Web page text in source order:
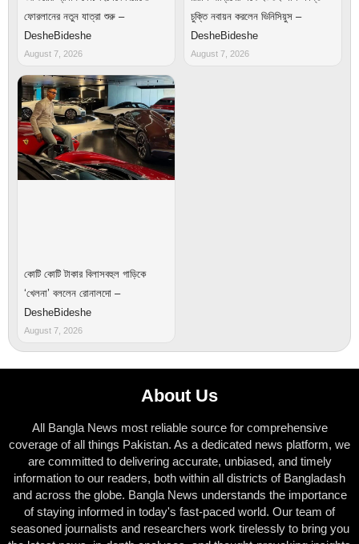
ফোরলানের নতুন যাত্রা শুরু –
DesheBideshe
August 7, 2026
চুক্তি নবায়ন করলেন ভিনিসিয়ুস –
DesheBideshe
August 7, 2026
কোটি কোটি টাকার বিলাসবহুল গাড়িকে
‘খেলনা’ বললেন রোনালদো –
DesheBideshe
August 7, 2026
About Us
All Bangla News most reliable source for comprehensive
coverage of all things Pakistan. As a dedicated news platform, we
are committed to delivering accurate, unbiased, and timely
information to our readers, both within all districts of Bangladash
and across the globe. Bangla News understands the importance
of staying informed in today's fast-paced world. Our team of
seasoned journalists and researchers work tirelessly to bring you